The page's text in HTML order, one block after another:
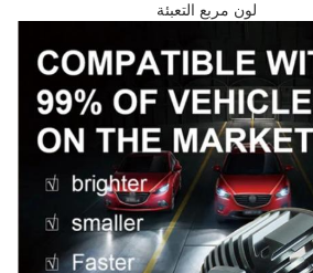
لون مربع التعبئة